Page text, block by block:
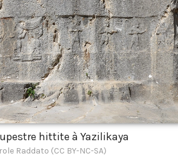
hittite à Yazilikaya
Raddato (CC BY-NC-SA)